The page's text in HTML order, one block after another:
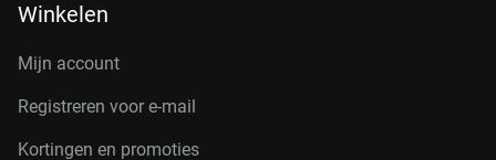
Winkelen
Mijn account
Registreren voor e-mail
Kortingen en promoties